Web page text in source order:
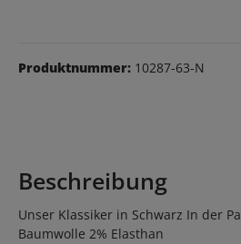
Produktnummer: 10287-63-N
Beschreibung
Unser Klassiker in Schwarz In der
Baumwolle 2% Elasthan